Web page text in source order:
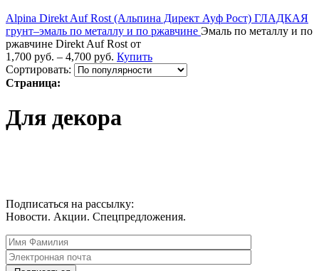
Alpina Direkt Auf Rost (Альпина Директ Ауф Рост) ГЛАДКАЯ
грунт–эмаль по металлу и по ржавчине Эмаль по металлу и по
ржавчине Direkt Auf Rost от
1,700 руб. – 4,700 руб. Купить
Сортировать:
Страница:
Для декора
Подписаться на рассылку:
Новости. Акции. Спецпредложения.